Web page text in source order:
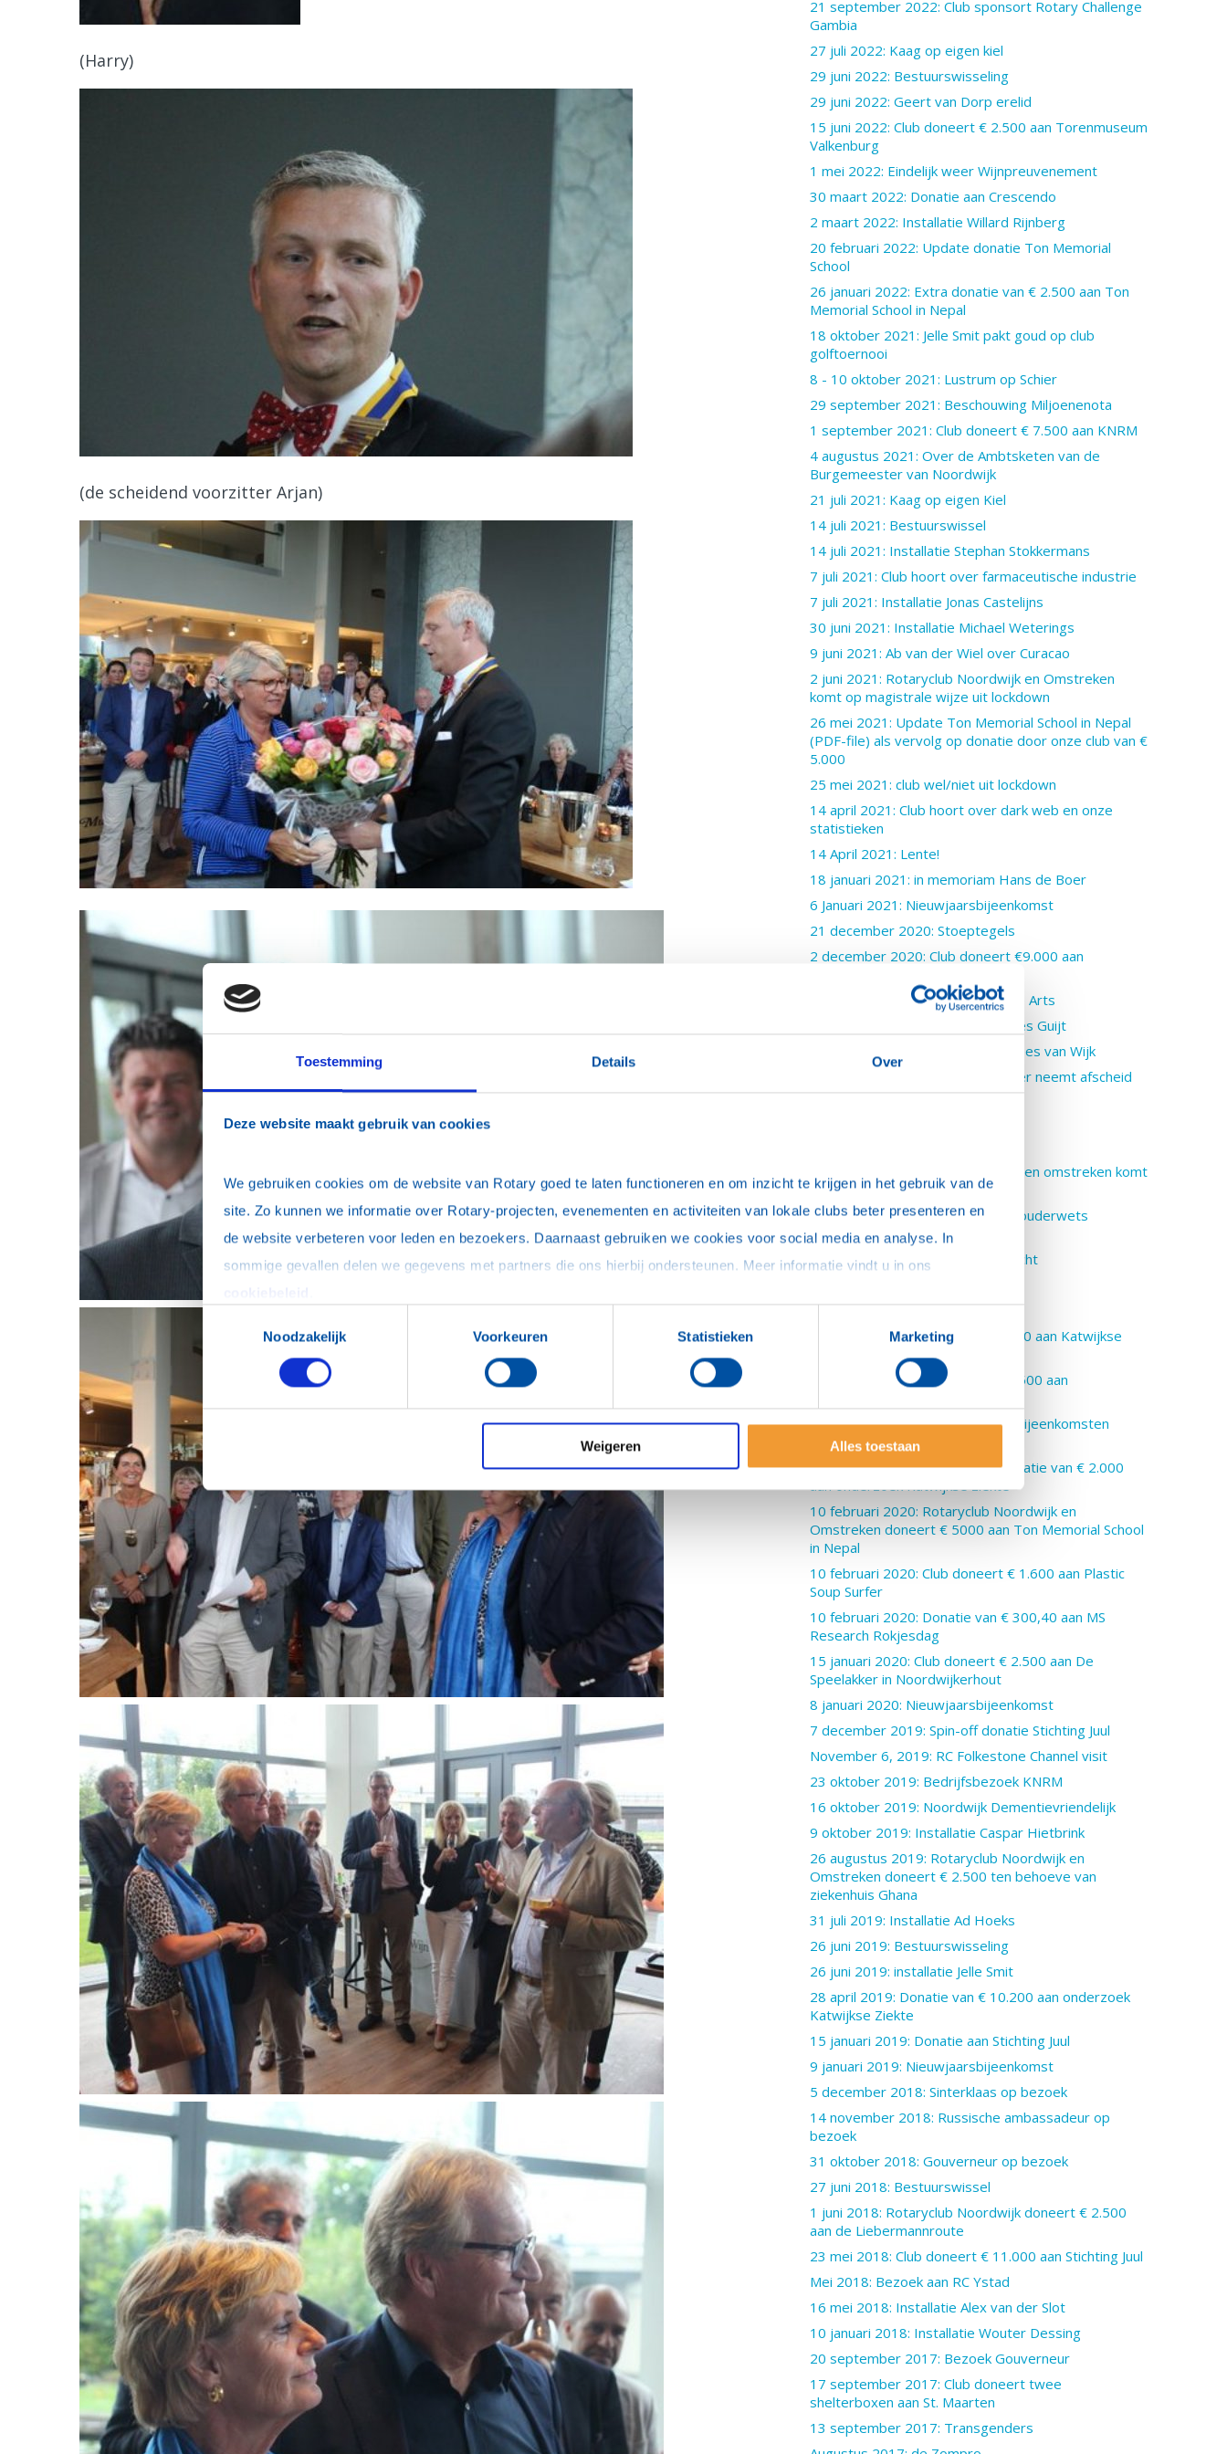
Toestemming Details Over
Deze website maakt gebruik van cookies
We gebruiken cookies om de website van Rotary goed te laten functioneren en om inzicht te krijgen in het gebruik van de
site. Zo kunnen we informatie over Rotary-projecten, evenementen en activiteiten van lokale clubs beter presenteren en
de website verbeteren voor leden en bezoekers. Daarnaast gebruiken we cookies voor social media en analyse. In
Noodzakelijk
Voorkeuren Statistieken Marketing
Weigeren Alles toestaan
(Harry)
(de scheidend voorzitter Arjan)
21 september 2022: Club sponsort Rotary Challenge
Gambia
27 juli 2022: Kaag op eigen kiel
29 juni 2022: Bestuurswisseling
29 juni 2022: Geert van Dorp erelid
15 juni 2022: Club doneert € 2.500 aan Torenmuseum
Valkenburg
1 mei 2022: Eindelijk weer Wijnpreuvenement
30 maart 2022: Donatie aan Crescendo
2 maart 2022: Installatie Willard Rijnberg
20 februari 2022: Update donatie Ton Memorial
School
26 januari 2022: Extra donatie van € 2.500 aan Ton
Memorial School in Nepal
18 oktober 2021: Jelle Smit pakt goud op club
golftoernooi
8 - 10 oktober 2021: Lustrum op Schier
29 september 2021: Beschouwing Miljoenenota
1 september 2021: Club doneert € 7.500 aan KNRM
4 augustus 2021: Over de Ambtsketen van de
Burgemeester van Noordwijk
21 juli 2021: Kaag op eigen Kiel
14 juli 2021: Bestuurswissel
14 juli 2021: Installatie Stephan Stokkermans
7 juli 2021: Club hoort over farmaceutische industrie
7 juli 2021: Installatie Jonas Castelijns
30 juni 2021: Installatie Michael Weterings
9 juni 2021: Ab van der Wiel over Curacao
2 juni 2021: Rotaryclub Noordwijk en Omstreken
komt op magistrale wijze uit lockdown
26 mei 2021: Update Ton Memorial School in Nepal
(PDF-file) als vervolg op donatie door onze club van €
5.000
25 mei 2021: club wel/niet uit lockdown
14 april 2021: Club hoort over dark web en onze
statistieken
14 April 2021: Lente!
18 januari 2021: in memoriam Hans de Boer
6 Januari 2021: Nieuwjaarsbijeenkomst
21 december 2020: Stoeptegels
2 december 2020: Club doneert €9.000 aan
28 oktober 2020: Installatie Sanne Arts
28 oktober 2020: Presentatie Cees Guijt
23 september 2020: Installatie Cees van Wijk
21 september 2020: Hans de Boer neemt afscheid
van VNO-NCW
3 juni 2020: Rotaryclub Noordwijk en omstreken komt
uit intelligente lockdown
30 mei 2020: Wijnpreuvenement ouderwets
succesvol
15 april 2020: Karel Deppe herdacht
28 maart 2020: Tulpen !!
23 maart 2020: Club doneert € 300 aan Katwijkse
Zeeverkenners
23 maart 2020: Club doneert € 2.500 aan
11 maart 2020: Club schrapt alle bijeenkomsten
vanwege Corona
22 februari 2020: aanvullende donatie van € 2.000
aan onderzoek Katwijkse ziekte
10 februari 2020: Rotaryclub Noordwijk en
Omstreken doneert € 5000 aan Ton Memorial School
in Nepal
10 februari 2020: Club doneert € 1.600 aan Plastic
Soup Surfer
10 februari 2020: Donatie van € 300,40 aan MS
Research Rokjesdag
15 januari 2020: Club doneert € 2.500 aan De
Speelakker in Noordwijkerhout
8 januari 2020: Nieuwjaarsbijeenkomst
7 december 2019: Spin-off donatie Stichting Juul
November 6, 2019: RC Folkestone Channel visit
23 oktober 2019: Bedrijfsbezoek KNRM
16 oktober 2019: Noordwijk Dementievriendelijk
9 oktober 2019: Installatie Caspar Hietbrink
26 augustus 2019: Rotaryclub Noordwijk en
Omstreken doneert € 2.500 ten behoeve van
ziekenhuis Ghana
31 juli 2019: Installatie Ad Hoeks
26 juni 2019: Bestuurswisseling
26 juni 2019: installatie Jelle Smit
28 april 2019: Donatie van € 10.200 aan onderzoek
Katwijkse Ziekte
15 januari 2019: Donatie aan Stichting Juul
9 januari 2019: Nieuwjaarsbijeenkomst
5 december 2018: Sinterklaas op bezoek
14 november 2018: Russische ambassadeur op
bezoek
31 oktober 2018: Gouverneur op bezoek
27 juni 2018: Bestuurswissel
1 juni 2018: Rotaryclub Noordwijk doneert € 2.500
aan de Liebermannroute
23 mei 2018: Club doneert € 11.000 aan Stichting Juul
Mei 2018: Bezoek aan RC Ystad
16 mei 2018: Installatie Alex van der Slot
10 januari 2018: Installatie Wouter Dessing
20 september 2017: Bezoek Gouverneur
17 september 2017: Club doneert twee
shelterboxen aan St. Maarten
13 september 2017: Transgenders